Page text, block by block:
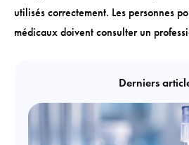
utilisés correctement. Les personnes
médicaux doivent consulter un
Derniers